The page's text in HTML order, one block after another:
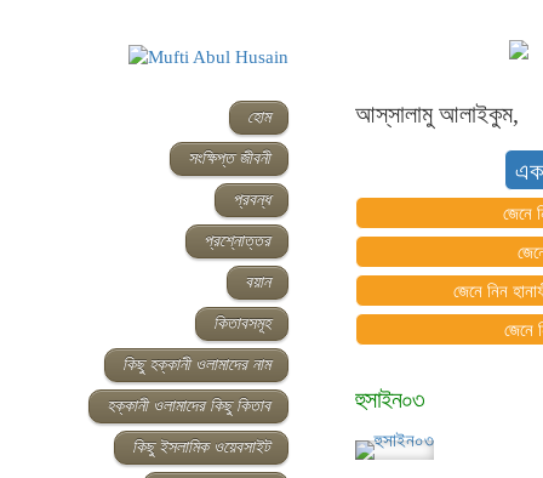
হোম
সংক্ষিপ্ত জীবনী
প্রবন্ধ
প্রশ্নোত্তর
বয়ান
কিতাবসমূহ
কিছু হক্কানী ওলামাদের নাম
হক্কানী ওলামাদের কিছু কিতাব
কিছু ইসলামিক ওয়েবসাইট
আস্‌সালামু আলাইকুম,
জেনে
জেনে নিন
জেনে
হুসাইন০৩